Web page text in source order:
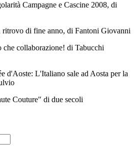
Campagne e Cascine 2008, di
di fine anno, di Fantoni Giovanni
collaborazione! di Tabucchi
d'Aoste: L'Italiano sale ad Aosta per la
Couture" di due secoli